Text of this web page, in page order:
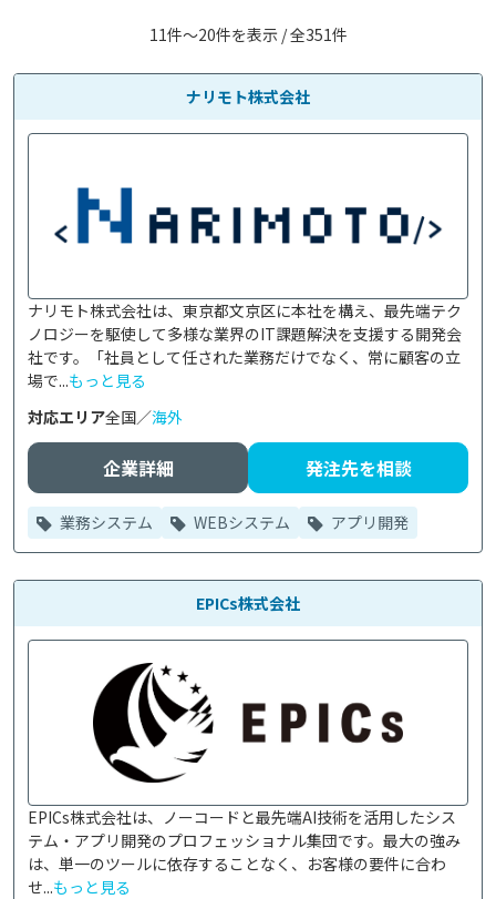
11件〜20件を表示 / 全351件
ナリモト株式会社
ナリモト株式会社は、東京都文京区に本社を構え、最先端テク
ノロジーを駆使して多様な業界のIT課題解決を支援する開発会
社です。「社員として任された業務だけでなく、常に顧客の立
場で...もっと見る
対応エリア全国／海外
企業詳細 発注先を相談
業務システム WEBシステム アプリ開発
EPICs株式会社
EPICs株式会社は、ノーコードと最先端AI技術を活用したシス
テム・アプリ開発のプロフェッショナル集団です。最大の強み
は、単一のツールに依存することなく、お客様の要件に合わ
せ...もっと見る